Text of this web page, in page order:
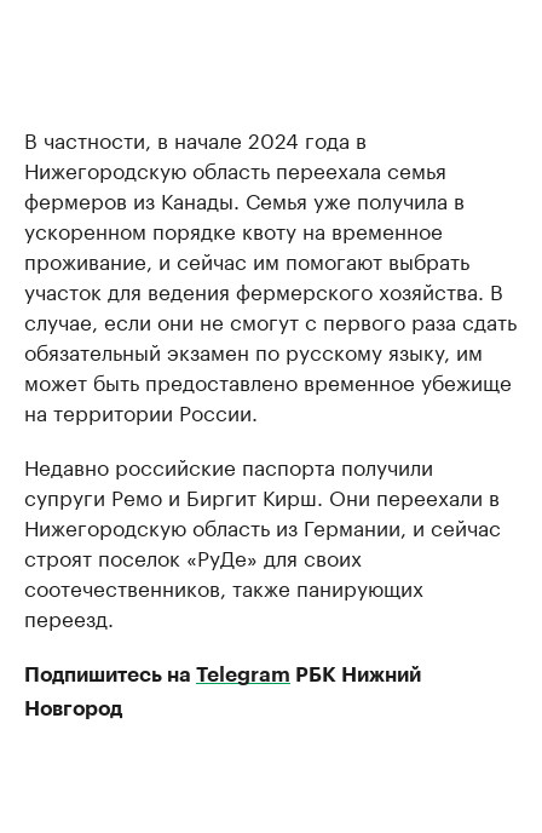
В частности, в начале 2024 года в
Нижегородскую область переехала семья
фермеров из Канады. Семья уже получила в
ускоренном порядке квоту на временное
проживание, и сейчас им помогают выбрать
участок для ведения фермерского хозяйства. В
случае, если они не смогут с первого раза сдать
обязательный экзамен по русскому языку, им
может быть предоставлено временное убежище
на территории России.
Недавно российские паспорта получили
супруги Ремо и Биргит Кирш. Они переехали в
Нижегородскую область из Германии, и сейчас
строят поселок «РуДе» для своих
соотечественников, также панирующих
переезд.
Подпишитесь на Telegram РБК Нижний
Новгород